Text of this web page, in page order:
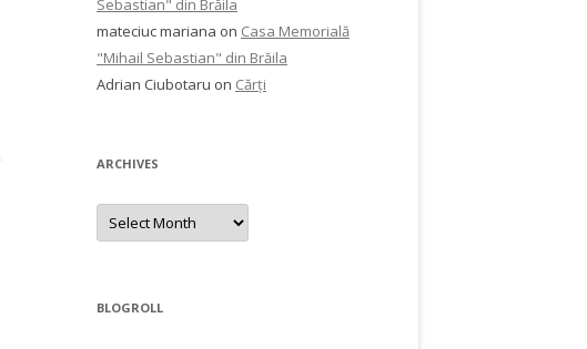
Sebastian" din Brăila
mateciuc mariana on Casa Memorială
"Mihail Sebastian" din Brăila
Adrian Ciubotaru on Cărți
ARCHIVES
Archives
BLOGROLL